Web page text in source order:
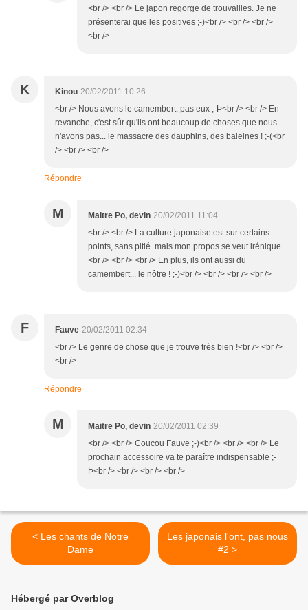
<br /> <br /> Le japon regorge de trouvailles. Je ne
présenterai que les positives ;-)<br /> <br /> <br />
<br />
K Kinou 20/02/2011 10:26
<br /> Nous avons le camembert, pas eux ;-Þ<br /> <br /> En
revanche, c'est sûr qu'ils ont beaucoup de choses que nous
n'avons pas... le massacre des dauphins, des baleines ! ;-(<br
/> <br /> <br />
Répondre
M Maitre Po, devin 20/02/2011 11:04
<br /> <br /> La culture japonaise est sur certains
points, sans pitié. mais mon propos se veut irénique.
<br /> <br /> <br /> En plus, ils ont aussi du
camembert... le nôtre ! ;-)<br /> <br /> <br /> <br />
F Fauve 20/02/2011 02:34
<br /> Le genre de chose que je trouve très bien !<br /> <br />
<br />
Répondre
M Maitre Po, devin 20/02/2011 02:39
<br /> <br /> Coucou Fauve ;-)<br /> <br /> <br /> Le
prochain accessoire va te paraître indispensable ;-
Þ<br /> <br /> <br /> <br />
< Les chants de Notre
Dame
Les japonais l'ont, pas nous
#2 >
Hébergé par Overblog